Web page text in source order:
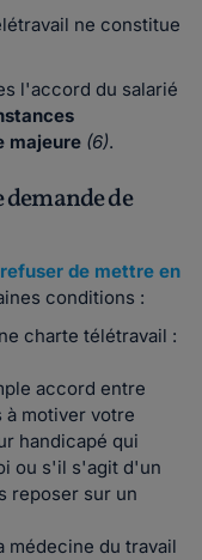
ne constitue
l'accord du salarié
majeure (6).
de
refuser de mettre en
conditions :
charte télétravail :
accord entre
à motiver votre
handicapé qui
ou s'il s'agit d'un
reposer sur un
médecine du travail